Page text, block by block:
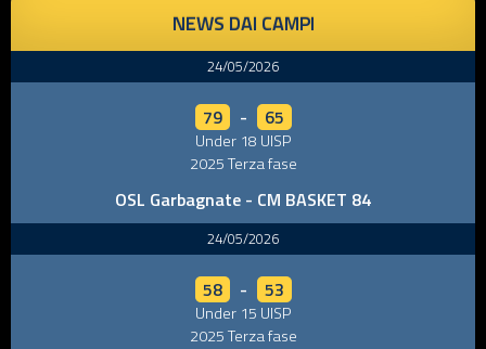
NEWS DAI CAMPI
24/05/2026
79 - 65
Under 18 UISP
2025 Terza fase
OSL Garbagnate - CM BASKET 84
24/05/2026
58 - 53
Under 15 UISP
2025 Terza fase